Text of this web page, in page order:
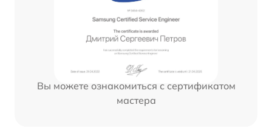
Вы можете ознакомиться с сертификатом
мастера